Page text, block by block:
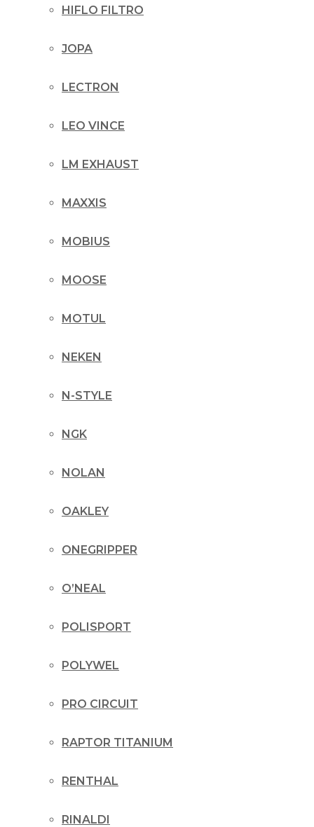
HIFLO FILTRO
JOPA
LECTRON
LEO VINCE
LM EXHAUST
MAXXIS
MOBIUS
MOOSE
MOTUL
NEKEN
N-STYLE
NGK
NOLAN
OAKLEY
ONEGRIPPER
O’NEAL
POLISPORT
POLYWEL
PRO CIRCUIT
RAPTOR TITANIUM
RENTHAL
RINALDI